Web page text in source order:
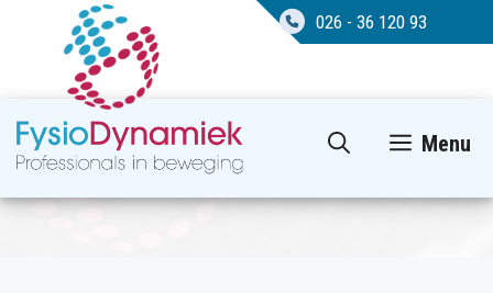
026 - 36 120 93
naar
Menu